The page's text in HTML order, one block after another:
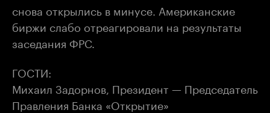
снова открылись в минусе. Американские
биржи слабо отреагировали на результаты
заседания ФРС.
ГОСТИ:
Михаил Задорнов, Президент — Председатель
Правления Банка «Открытие»